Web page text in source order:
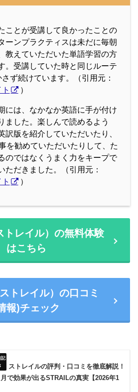
ことが受講して良かったことの
ーンプラクティスは未だに毎朝
教えていただいた単語学習の方
。受講していた時と同じルーテ
ず続けています。（引用元：
）
には、なかなか英語に手が付け
ました。楽しんで読めるよう
訳版を紹介していただいたり、
を勧めていただいたりして、た
のではなくうまく力をキープで
ただきました。（引用元：
）
トレイル）の無料体験
はこちら
トレイル）の口コミ
報)チェック
ストレイルの評判・口コミを徹底解説！
で効果が出るSTRAILの真実【2026年1